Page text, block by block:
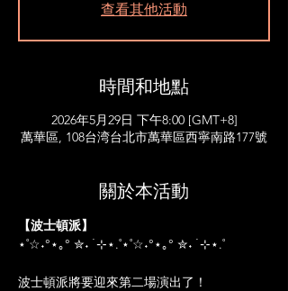
查看其他活動
時間和地點
2026年5月29日 下午8:00 [GMT+8]
萬華區, 108台湾台北市萬華區西寧南路177號
關於本活動
【波士頓派】
⋆˚☆˖°⋆｡° ✮˖ ࣪ ⊹⋆.˚⋆˚☆˖°⋆｡° ✮˖ ࣪ ⊹⋆.˚
波士頓派將要迎來第二場演出了！